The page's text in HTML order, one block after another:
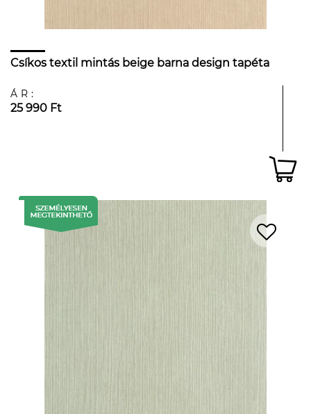
Csíkos textil mintás beige barna design tapéta
ÁR:
25 990 Ft